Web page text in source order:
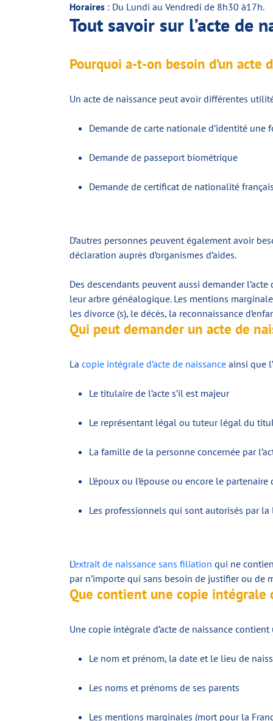
Horaires : Du Lundi au Vendredi de 8h30 à17h.
Tout savoir sur l’acte de
Pourquoi a-t-on besoin d’un acte
Un acte de naissance peut avoir différentes
Demande de carte nationale d’identité une
Demande de passeport biométrique
Demande de certificat de nationalité
D’autres personnes peuvent également avoir
déclaration auprès d’organismes d’aides.
Des descendants peuvent aussi demander
leur arbre généalogique. Les mentions
les divorce (s), le décès, la reconnaissance
Qui peut demander un acte de
La copie intégrale d’acte de naissance ainsi que l’
Le titulaire de l’acte s’il est majeur
Le représentant légal ou tuteur légal du
La famille de la personne concernée par
L’époux ou l’épouse ou encore le
Les professionnels qui sont autorisés par la
L’extrait de naissance sans filiation qui ne
par n’importe qui sans besoin de justifier ou de
Que contient une copie intégrale
Une copie intégrale d’acte de naissance
Le nom et prénom, la date et le lieu de
Les noms et prénoms de ses parents
Les mentions marginales (mort pour la